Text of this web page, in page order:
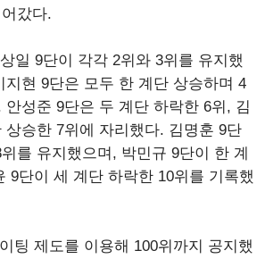
갔다.
일 9단이 각각 2위와 3위를 유지했
지현 9단은 모두 한 계단 상승하며 4
안성준 9단은 두 계단 하락한 6위, 김
상승한 7위에 자리했다. 김명훈 9단
를 유지했으며, 박민규 9단이 한 계
9단이 세 계단 하락한 10위를 기록했
팅 제도를 이용해 100위까지 공지했